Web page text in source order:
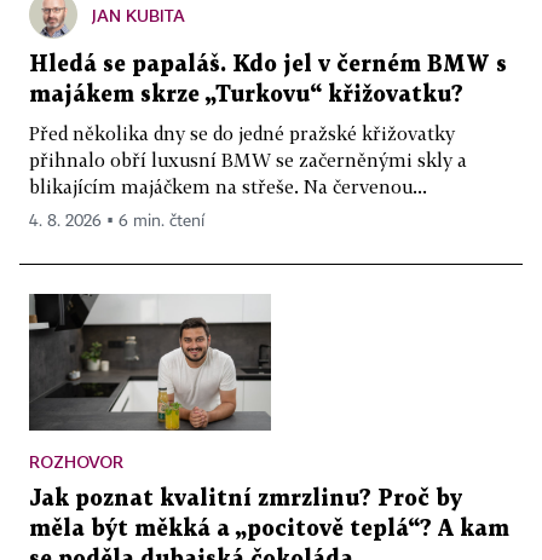
JAN KUBITA
Hledá se papaláš. Kdo jel v černém BMW s
majákem skrze „Turkovu“ křižovatku?
Před několika dny se do jedné pražské křižovatky
přihnalo obří luxusní BMW se začerněnými skly a
blikajícím majáčkem na střeše. Na červenou...
4. 8. 2026 ▪ 6 min. čtení
ROZHOVOR
Jak poznat kvalitní zmrzlinu? Proč by
měla být měkká a „pocitově teplá“? A kam